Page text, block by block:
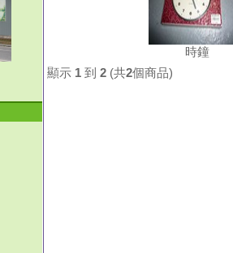
時鐘
顯示 1到 2(共2個商品)